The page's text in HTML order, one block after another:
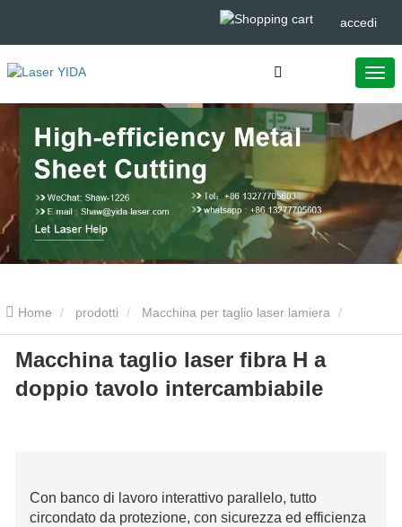
accedi
Home prodotti Macchina per taglio laser lamiera
Macchina taglio laser fibra H a doppio tavolo intercambiabile
Macchina taglio laser fibra H a
doppio tavolo intercambiabile
Con banco di lavoro interattivo parallelo, tutto
circondato da protezione, con sicurezza ed efficienza